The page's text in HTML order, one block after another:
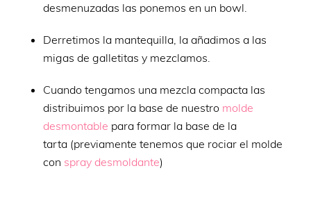
desmenuzadas las ponemos en un bowl.
Derretimos la mantequilla, la añadimos a las
migas de galletitas y mezclamos.
Cuando tengamos una mezcla compacta las
distribuimos por la base de nuestro molde
desmontable para formar la base de la
tarta (previamente tenemos que rociar el molde
con spray desmoldante)